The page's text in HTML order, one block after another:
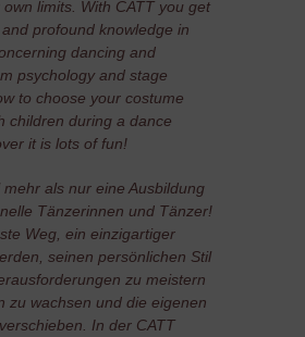
limits. With CATT you get
profound knowledge in
dancing and
psychology and stage
to choose your costume
children during a dance
it is lots of fun!
mehr als nur eine Ausbildung
Tänzerinnen und Tänzer!
Weg, ein einzigartiger
seinen persönlichen Stil
zu meistern
zu wachsen und die eigenen
In der CATT